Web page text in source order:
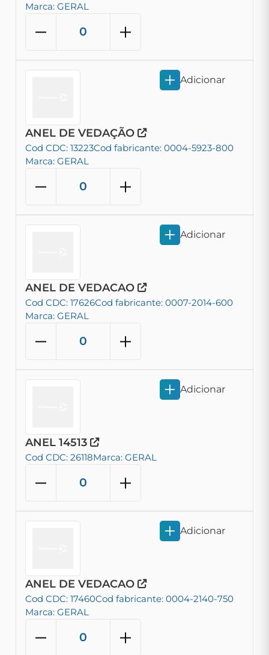
Marca: GERAL
ANEL DE VEDAÇÃO
Cod CDC: 13223Cod fabricante: 0004-5923-800
Marca: GERAL
Adicionar
ANEL DE VEDACAO
Cod CDC: 17626Cod fabricante: 0007-2014-600
Marca: GERAL
Adicionar
ANEL 14513
Cod CDC: 26118Marca: GERAL
Adicionar
ANEL DE VEDACAO
Cod CDC: 17460Cod fabricante: 0004-2140-750
Marca: GERAL
Adicionar